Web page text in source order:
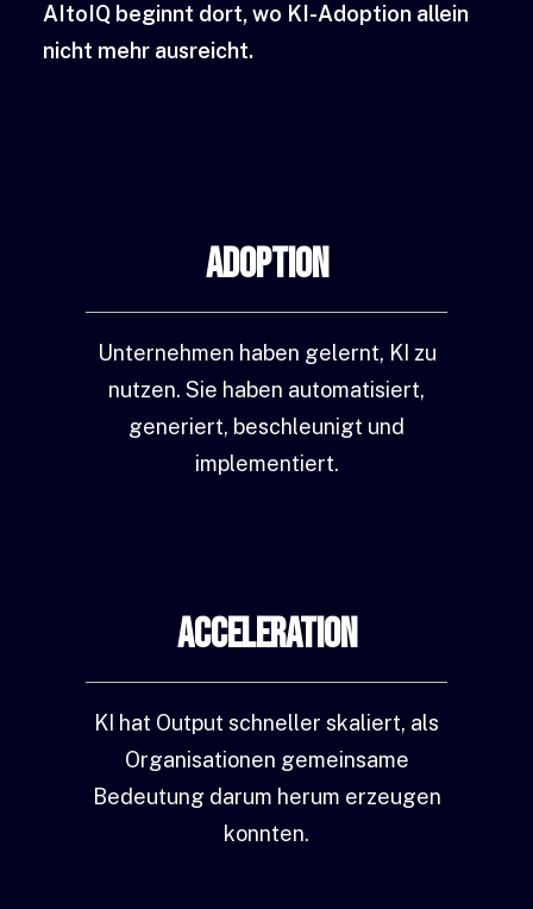
AItoIQ beginnt dort, wo KI-Adoption allein
nicht mehr ausreicht.
Adoption
Unternehmen haben gelernt, KI zu
nutzen. Sie haben automatisiert,
generiert, beschleunigt und
implementiert.
Acceleration
KI hat Output schneller skaliert, als
Organisationen gemeinsame
Bedeutung darum herum erzeugen
konnten.